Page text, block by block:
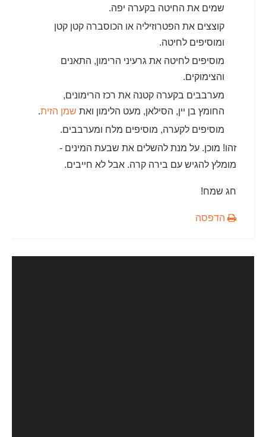
שמים את החיטה בקערה יפה.
קוצצים את הפטרוזיליה או הכוסברה קטן קטן
ומוסיפים לחיטה.
מוסיפים לחיטה את גרעיני הרימון, התאנים
והצימוקים.
מערבבים בקערה קטנה את רכז הרימונים,
החומץ בן יין, הסילאן, מעט הלימון ואת שמן הזית.
מוסיפים לקערה, מוסיפים מלח ומערבבים.
זהו! מוכן. על מנת להשלים את שבעת המינים -
מומלץ להגיש עם בירה קרה. אבל לא חייבים.
חג שמח!
הדפסה